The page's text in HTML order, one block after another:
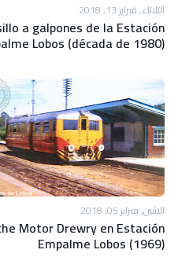
الثلاثاء, فبراير 13, 2018
a galpones de la Estación
Lobos (década de 1980)
الاثنين, فبراير 05, 2018
Motor Drewry en Estación
Empalme Lobos (1969)